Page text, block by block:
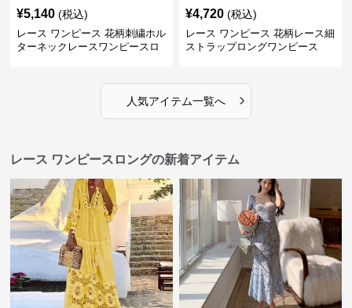
¥5,140 (税込)
レース ワンピース 花柄刺繍ホル
ターネックレースワンピースロ
¥4,720 (税込)
レース ワンピース 花柄レース細
ストラップロングワンピース
人気アイテム一覧へ ›
レース ワンピースロングの新着アイテム